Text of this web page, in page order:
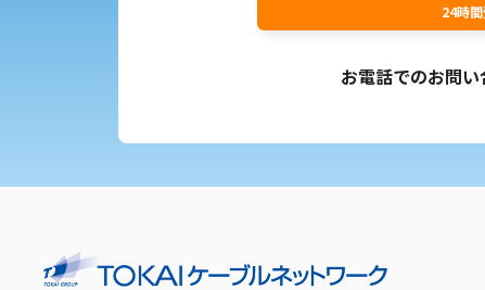
24時間
お電話でのお問い